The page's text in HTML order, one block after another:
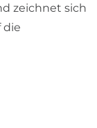
zeichnet sich
die